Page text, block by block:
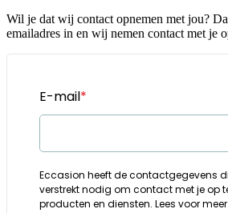
Wil je dat wij contact opnemen met jou?
emailadres in en wij nemen contact met je
E-mail*
Eccasion heeft de contactgegevens
verstrekt nodig om contact met je op
producten en diensten. Lees voor